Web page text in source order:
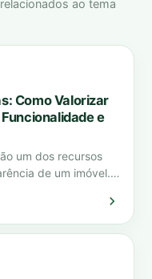
ao tema
Como Valorizar
e
um dos recursos
de um imóvel.